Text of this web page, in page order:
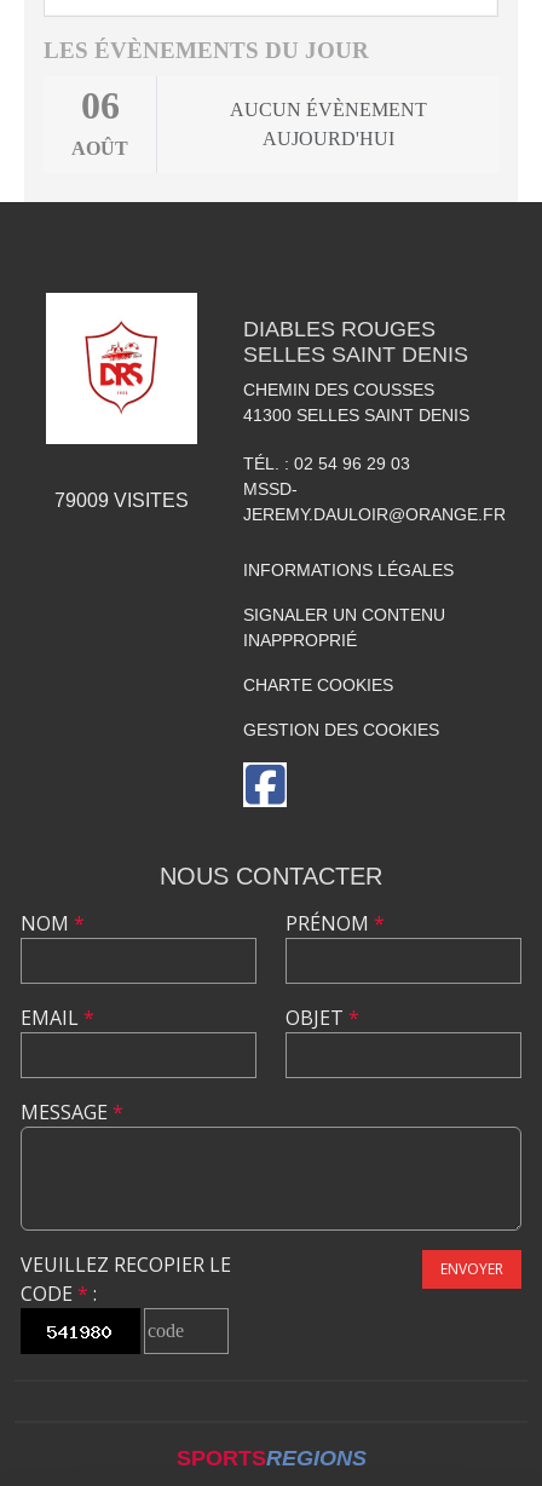
LES ÉVÈNEMENTS DU JOUR
06
AOÛT
AUCUN ÉVÈNEMENT
AUJOURD'HUI
79009 VISITES
DIABLES ROUGES
SELLES SAINT DENIS
CHEMIN DES COUSSES
41300 SELLES SAINT DENIS
TÉL. : 02 54 96 29 03
MSSD-
JEREMY.DAULOIR@ORANGE.FR
INFORMATIONS LÉGALES
SIGNALER UN CONTENU
INAPPROPRIÉ
CHARTE COOKIES
GESTION DES COOKIES
NOUS CONTACTER
NOM *
EMAIL*
PRÉNOM *
OBJET *
MESSAGE *
VEUILLEZ RECOPIER LE
CODE * :
ENVOYER
SPORTSREGIONS